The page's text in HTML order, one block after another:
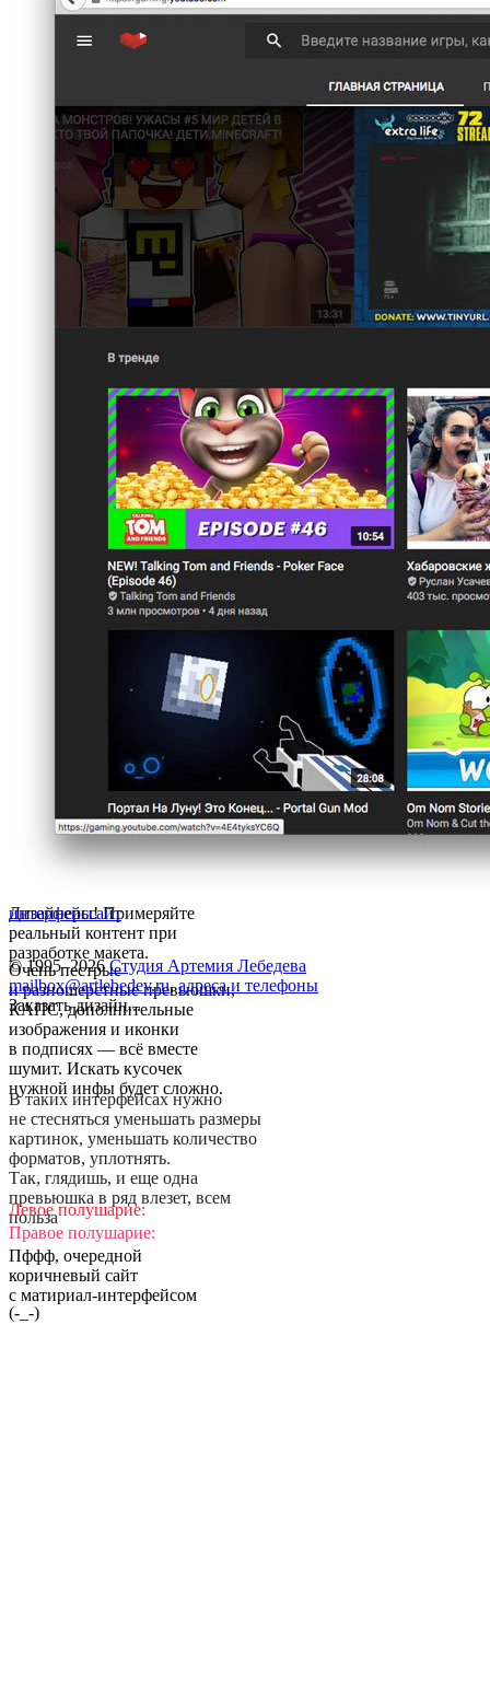
Дизайнеры! Примеряйте
реальный контент при
разработке макета.
Очень пестрые
и разношерстные превьюшки,
КАПС, дополнительные
изображения и иконки
в подписях — всё вместе
шумит. Искать кусочек
нужной инфы будет сложно.
В таких интерфейсах нужно
не стесняться уменьшать размеры
картинок, уменьшать количество
форматов, уплотнять.
Так, глядишь, и еще одна
превьюшка в ряд влезет, всем
польза
Левое полушарие:
Правое полушарие:
Пффф, очередной
коричневый сайт
с матириал-интерфейсом
(-_-)
интерфейссайт
© 1995–2026 Студия Артемия Лебедева
mailbox@artlebedev.ru, адреса и телефоны
Заказать дизайн...